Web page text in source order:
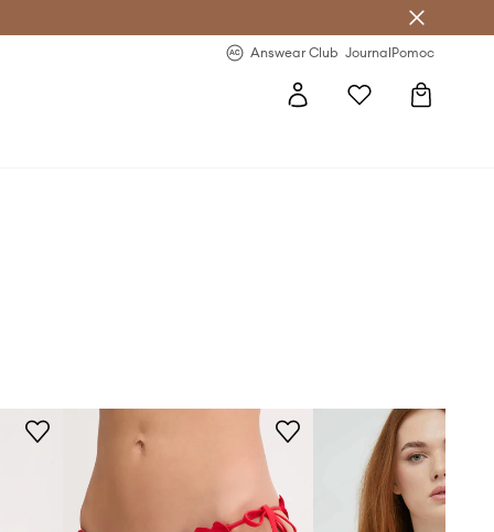
Answear Club JournalPomoc